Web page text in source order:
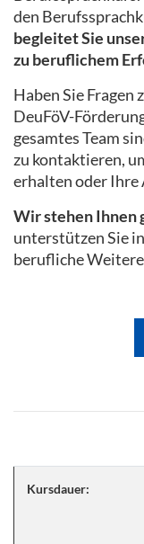
den
begleitet Sie
zu beruflichem
Haben Sie Fragen
DeuFöV-
gesamtes Team
zu kontaktieren,
erhalten oder Ihre
Wir stehen Ihnen
unterstützen Sie
berufliche
Kursdauer: